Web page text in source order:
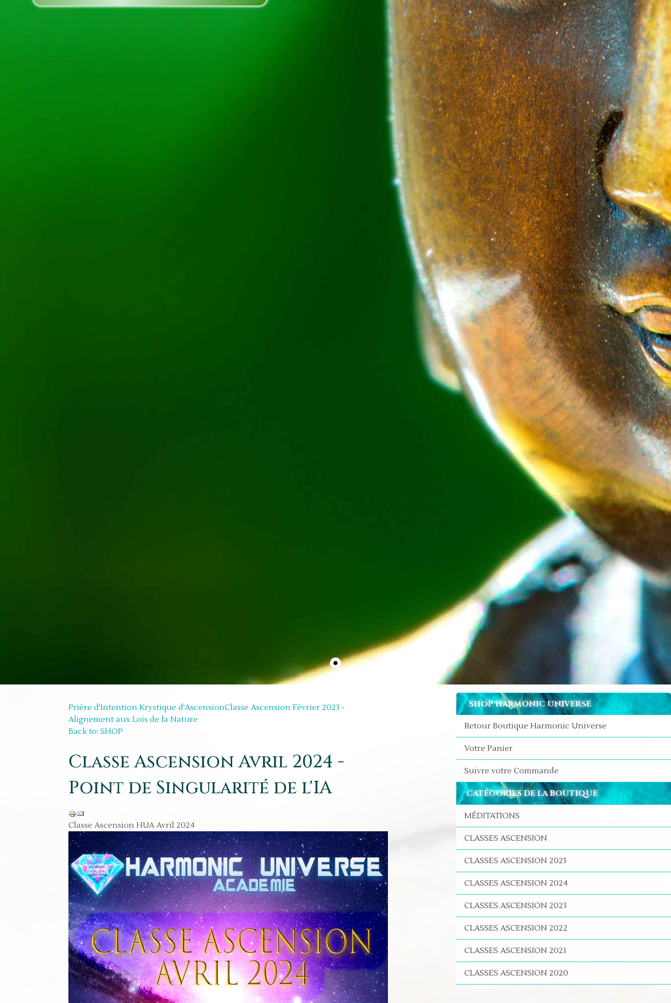
Prière d'Intention Krystique d'AscensionClasse Ascension Février 2023 -
Alignement aux Lois de la Nature
Back to: SHOP
Classe Ascension Avril 2024 -
Point de Singularité de l'IA
Classe Ascension HUA Avril 2024
SHOP HARMONIC UNIVERSE
Retour Boutique Harmonic Universe
Votre Panier
Suivre votre Commande
CATÉGORIES DE LA BOUTIQUE
MÉDITATIONS
CLASSES ASCENSION
CLASSES ASCENSION 2025
CLASSES ASCENSION 2024
CLASSES ASCENSION 2023
CLASSES ASCENSION 2022
CLASSES ASCENSION 2021
CLASSES ASCENSION 2020